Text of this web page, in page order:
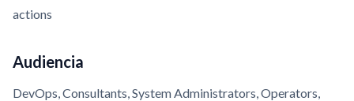
actions
Audiencia
DevOps, Consultants, System Administrators, Operators,